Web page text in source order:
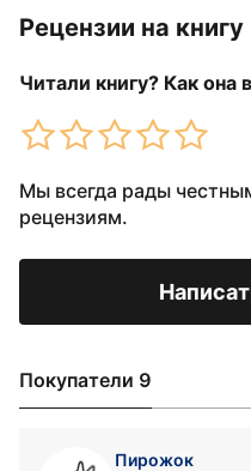
Рецензии на книгу
Читали книгу? Как она
Мы всегда рады
рецензиям.
Покупатели 9
Пирожок